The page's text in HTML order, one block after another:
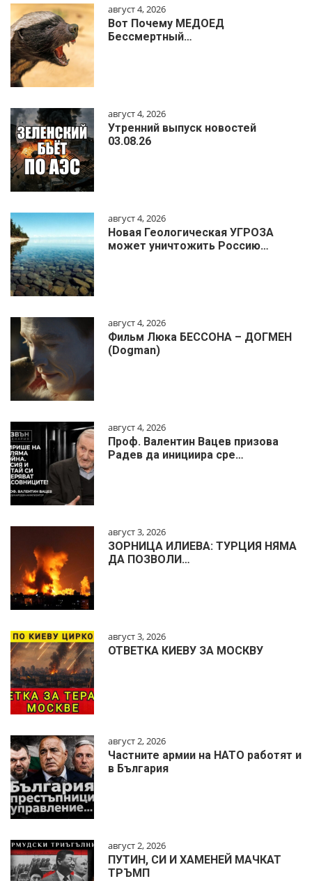
август 4, 2026
Вот Почему МЕДОЕД
Бессмертный…
август 4, 2026
Утренний выпуск новостей
03.08.26
август 4, 2026
Новая Геологическая УГРОЗА
может уничтожить Россию…
август 4, 2026
Фильм Люка БЕССОНА – ДОГМЕН
(Dogman)
август 4, 2026
Проф. Валентин Вацев призова
Радев да инициира сре…
август 3, 2026
ЗОРНИЦА ИЛИЕВА: ТУРЦИЯ НЯМА
ДА ПОЗВОЛИ…
август 3, 2026
ОТВЕТКА КИЕВУ ЗА МОСКВУ
август 2, 2026
Частните армии на НАТО работят и
в България
август 2, 2026
ПУТИН, СИ И ХАМЕНЕЙ МАЧКАТ
ТРЪМП